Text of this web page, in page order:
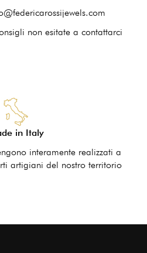
non esitate a contattarci
in Italy
interamente realizzati a
artigiani del nostro territorio